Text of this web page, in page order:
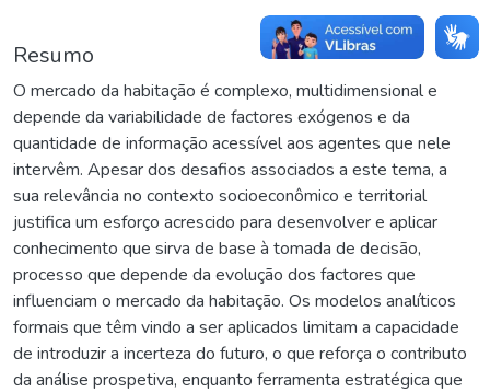
Resumo
O mercado da habitação é complexo, multidimensional e
depende da variabilidade de factores exógenos e da
quantidade de informação acessível aos agentes que nele
intervêm. Apesar dos desafios associados a este tema, a
sua relevância no contexto socioeconômico e territorial
justifica um esforço acrescido para desenvolver e aplicar
conhecimento que sirva de base à tomada de decisão,
processo que depende da evolução dos factores que
influenciam o mercado da habitação. Os modelos analíticos
formais que têm vindo a ser aplicados limitam a capacidade
de introduzir a incerteza do futuro, o que reforça o contributo
da análise prospetiva, enquanto ferramenta estratégica que